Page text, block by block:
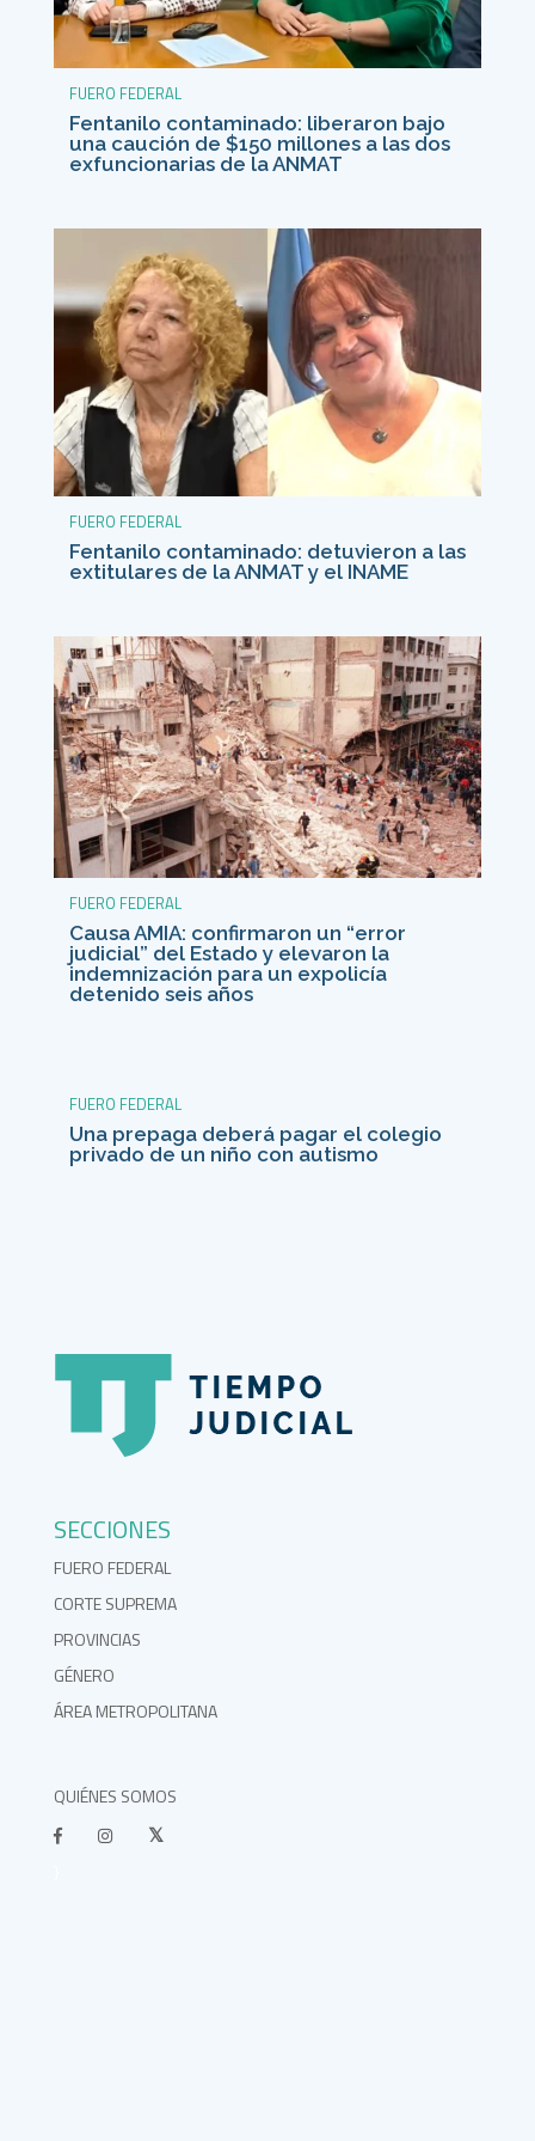
FUERO FEDERAL
Fentanilo contaminado: liberaron bajo
una caución de $150 millones a las dos
exfuncionarias de la ANMAT
FUERO FEDERAL
Fentanilo contaminado: detuvieron a las
extitulares de la ANMAT y el INAME
FUERO FEDERAL
Causa AMIA: confirmaron un “error
judicial” del Estado y elevaron la
indemnización para un expolicía
detenido seis años
FUERO FEDERAL
Una prepaga deberá pagar el colegio
privado de un niño con autismo
SECCIONES
FUERO FEDERAL
CORTE SUPREMA
PROVINCIAS
GÉNERO
ÁREA METROPOLITANA
QUIÉNES SOMOS